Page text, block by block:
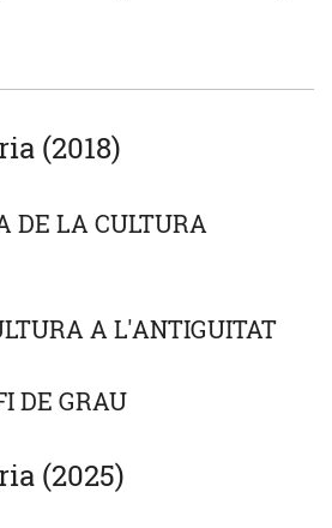
(2018)
DE LA CULTURA
A L'ANTIGUITAT
DE GRAU
(2025)